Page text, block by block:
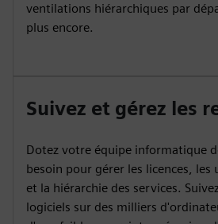
ventilations hiérarchiques par
plus encore.
Suivez et gérez les
Dotez votre équipe informatique
besoin pour gérer les licences, les
et la hiérarchie des services.
logiciels sur des milliers